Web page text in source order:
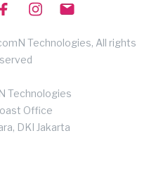
Technologies, All rights
Technologies
Office
DKI Jakarta